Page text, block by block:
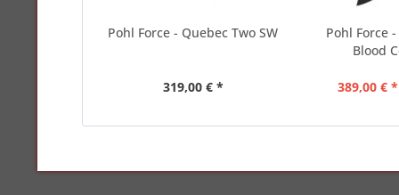
Pohl Force - Quebec Two SW
319,00 € *
Pohl Force
Blood
389,00 € *